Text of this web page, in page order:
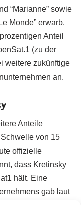
“Marianne” sowie
Monde” erwarb.
Anteil
(zu der
weitere zukünftige
an.
Anteile
von 15
offizielle
dass Kretinsky
hält. Eine
gab laut